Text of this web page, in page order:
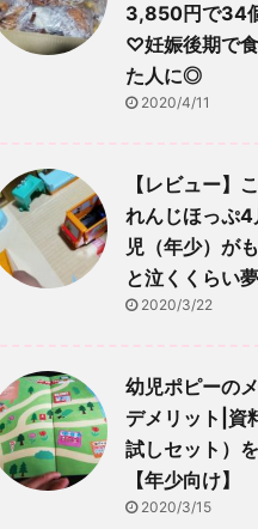
3,850円で34
♡妊娠後期で
た人に◎
2020/4/11
【レビュー】
れんじほっぷ
児（年少）が
と泣くくらい
2020/3/22
幼児ポピーの
デメリット|資
試しセット）
【年少向け】
2020/3/15